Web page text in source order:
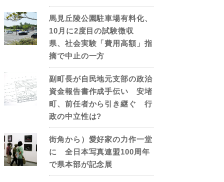
馬見丘陵公園駐車場有料化、
10月に2度目の試験徴収
県、社会実験「費用高額」指
摘で中止の一方
副町長が自民地元支部の政治
資金報告書作成手伝い 安堵
町、前任者から引き継ぐ 行
政の中立性は?
街角から）愛好家の力作一堂
に 全日本写真連盟100周年
で県本部が記念展